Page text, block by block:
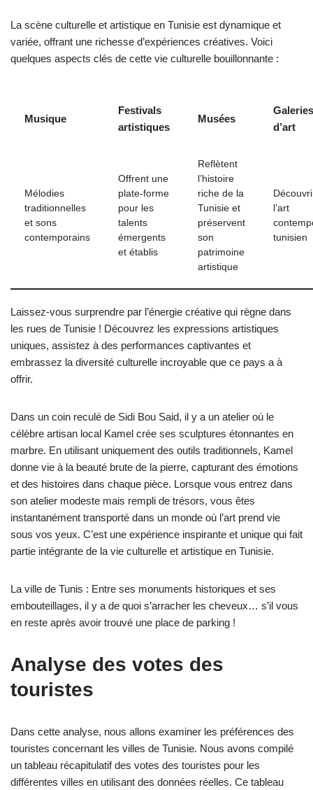
La scène culturelle et artistique en Tunisie est dynamique et
variée, offrant une richesse d’expériences créatives. Voici
quelques aspects clés de cette vie culturelle bouillonnante :
Musique
Festivals
artistiques
Musées
Galeries
d’art
Mélodies
traditionnelles
et sons
contemporains
Offrent une
plate-forme
pour les
talents
émergents
et établis
Reflètent
l’histoire
riche de la
Tunisie et
préservent
son
patrimoine
artistique
l’art
tunisien
Laissez-vous surprendre par l’énergie créative qui règne dans
les rues de Tunisie ! Découvrez les expressions artistiques
uniques, assistez à des performances captivantes et
embrassez la diversité culturelle incroyable que ce pays a à
offrir.
Dans un coin reculé de Sidi Bou Said, il y a un atelier où le
célèbre artisan local Kamel crée ses sculptures étonnantes en
marbre. En utilisant uniquement des outils traditionnels, Kamel
donne vie à la beauté brute de la pierre, capturant des émotions
et des histoires dans chaque pièce. Lorsque vous entrez dans
son atelier modeste mais rempli de trésors, vous êtes
instantanément transporté dans un monde où l’art prend vie
sous vos yeux. C’est une expérience inspirante et unique qui fait
partie intégrante de la vie culturelle et artistique en Tunisie.
La ville de Tunis : Entre ses monuments historiques et ses
embouteillages, il y a de quoi s’arracher les cheveux… s’il vous
en reste après avoir trouvé une place de parking !
Analyse des votes des
touristes
Dans cette analyse, nous allons examiner les préférences des
touristes concernant les villes de Tunisie. Nous avons compilé
un tableau récapitulatif des votes des touristes pour les
différentes villes en utilisant des données réelles. Ce tableau